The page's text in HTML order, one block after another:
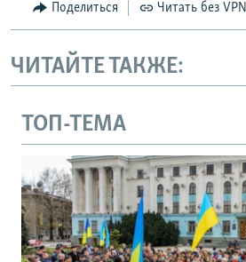
Поделиться Читать без VPN
ЧИТАЙТЕ ТАКЖЕ:
ТОП-ТЕМА